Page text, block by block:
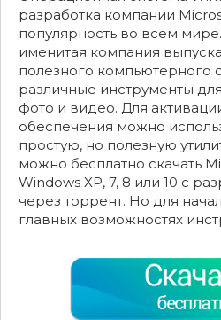
разработка компании
популярность во всем
именитая компания
полезного компьютерного
различные инструменты
фото и видео. Для
обеспечения можно
простую, но полезную
можно бесплатно скачать
Windows XP, 7, 8 или 10 с
через торрент. Но для
главных возможностях